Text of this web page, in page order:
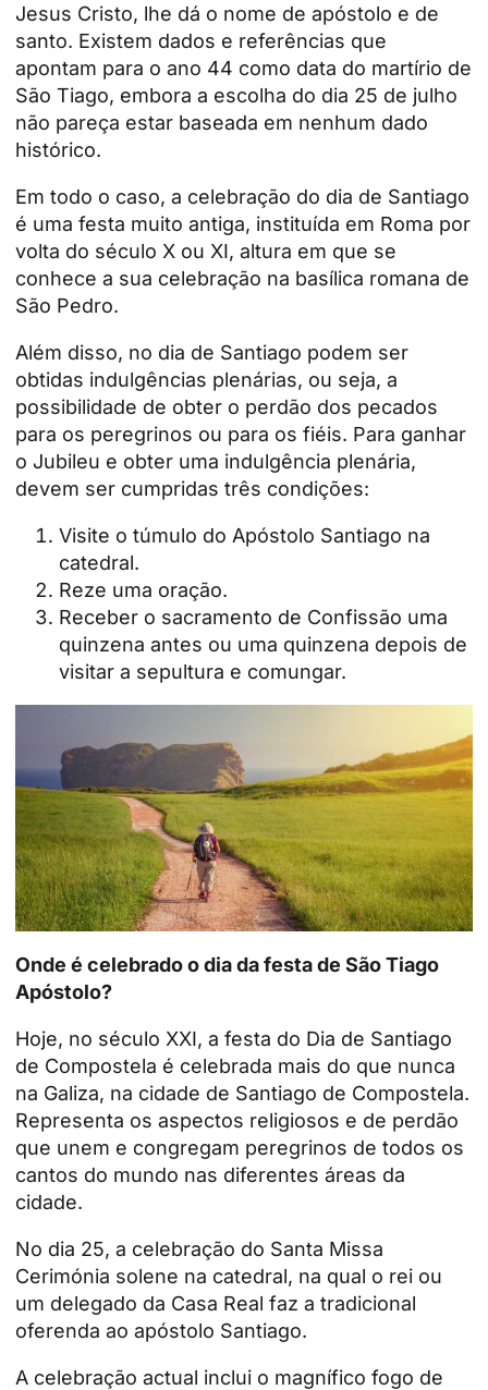
Jesus Cristo, lhe dá o nome de apóstolo e de
santo. Existem dados e referências que
apontam para o ano 44 como data do martírio de
São Tiago, embora a escolha do dia 25 de julho
não pareça estar baseada em nenhum dado
histórico.
Em todo o caso, a celebração do dia de Santiago
é uma festa muito antiga, instituída em Roma por
volta do século X ou XI, altura em que se
conhece a sua celebração na basílica romana de
São Pedro.
Além disso, no dia de Santiago podem ser
obtidas indulgências plenárias, ou seja, a
possibilidade de obter o perdão dos pecados
para os peregrinos ou para os fiéis. Para ganhar
o Jubileu e obter uma indulgência plenária,
devem ser cumpridas três condições:
Visite o túmulo do Apóstolo Santiago na
catedral.
Reze uma oração.
Receber o sacramento de Confissão uma
quinzena antes ou uma quinzena depois de
visitar a sepultura e comungar.
Onde é celebrado o dia da festa de São Tiago
Apóstolo?
Hoje, no século XXI, a festa do Dia de Santiago
de Compostela é celebrada mais do que nunca
na Galiza, na cidade de Santiago de Compostela.
Representa os aspectos religiosos e de perdão
que unem e congregam peregrinos de todos os
cantos do mundo nas diferentes áreas da
cidade.
No dia 25, a celebração do Santa Missa
Cerimónia solene na catedral, na qual o rei ou
um delegado da Casa Real faz a tradicional
oferenda ao apóstolo Santiago.
A celebração actual inclui o magnífico fogo de